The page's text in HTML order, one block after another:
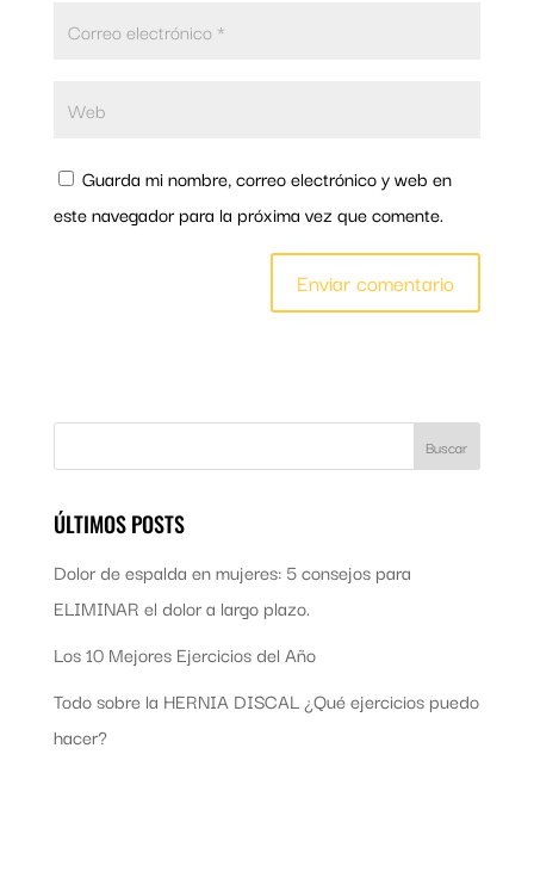
Guarda mi nombre, correo electrónico y web en
este navegador para la próxima vez que comente.
ÚLTIMOS POSTS
Dolor de espalda en mujeres: 5 consejos para
ELIMINAR el dolor a largo plazo.
Los 10 Mejores Ejercicios del Año
Todo sobre la HERNIA DISCAL ¿Qué ejercicios puedo
hacer?